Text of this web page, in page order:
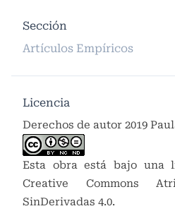
Sección
Artículos Empíricos
Licencia
Derechos de autor 2019
Esta obra está bajo una
Creative Commons
SinDerivadas 4.0.